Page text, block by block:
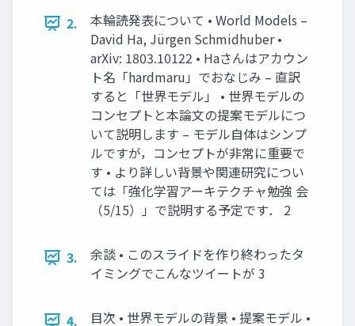
2.
本輪読発表について • World Models –
David Ha, Jürgen Schmidhuber •
arXiv: 1803.10122 • Haさんはアカウン
ト名「hardmaru」でおなじみ – 直訳
すると「世界モデル」 • 世界モデルの
コンセプトと本論文の提案モデルにつ
いて説明します – モデル自体はシンプ
ルですが，コンセプトが非常に重要で
す • より詳しい背景や関連研究につい
ては「強化学習アーキテクチャ勉強 会
（5/15）」で説明する予定です． 2
3.
余談 • このスライドを作り終わったタ
イミングでこんなツイートが 3
4. 目次 • 世界モデルの背景 • 提案モデル •